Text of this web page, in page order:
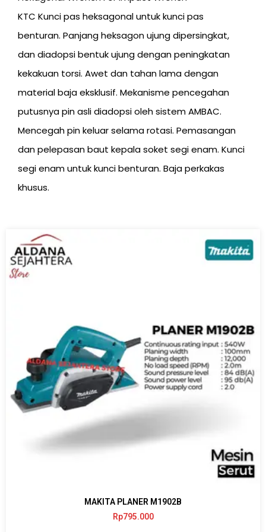
KTC Kunci pas heksagonal untuk kunci pas
benturan. Panjang heksagon ujung dipersingkat,
dan diadopsi bentuk ujung dengan peningkatan
kekakuan torsi. Awet dan tahan lama dengan
material baja eksklusif. Mekanisme pencegahan
putusnya pin asli diadopsi oleh sistem AMBAC.
Mencegah pin keluar selama rotasi. Pemasangan
dan pelepasan baut kepala soket segi enam. Kunci
segi enam untuk kunci benturan. Baja perkakas
khusus.
MAKITA PLANER M1902B
Rp795.000